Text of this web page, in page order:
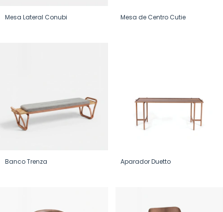
Mesa Lateral Conubi Mesa de Centro Cutie
Banco Trenza Aparador Duetto